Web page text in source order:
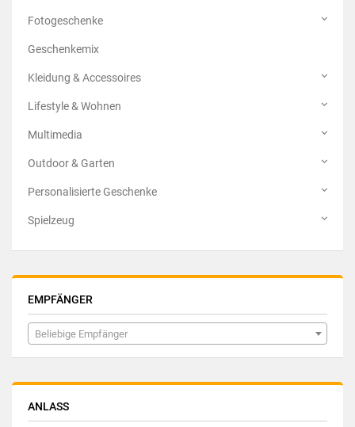
Fotogeschenke
Geschenkemix
Kleidung & Accessoires
Lifestyle & Wohnen
Multimedia
Outdoor & Garten
Personalisierte Geschenke
Spielzeug
EMPFÄNGER
Beliebige Empfänger
ANLASS